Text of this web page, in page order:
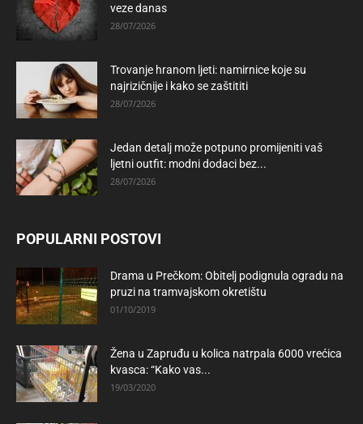
veze danas
28/07/2026
Trovanje hranom ljeti: namirnice koje su
najrizičnije i kako se zaštititi
28/07/2026
Jedan detalj može potpuno promijeniti vaš
ljetni outfit: modni dodaci bez...
28/07/2026
POPULARNI POSTOVI
Drama u Prečkom: Obitelj podignula ogradu na
pruzi na tramvajskom okretištu
01/10/2019
Žena u Zapruđu u kolica natrpala 6000 vrećica
kvasca: “Kako vas...
19/03/2020